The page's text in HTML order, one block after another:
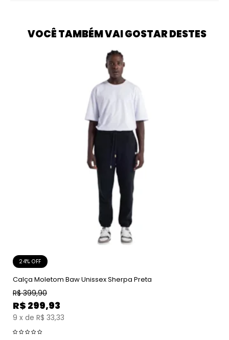
VOCÊ TAMBÉM VAI GOSTAR DESTES
24% OFF
Calça Moletom Baw Unissex Sherpa Preta
R$ 399,90
R$ 299,93
9 x de R$ 33,33